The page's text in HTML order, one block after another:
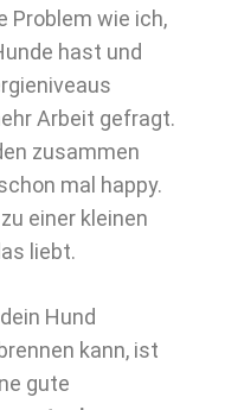
Problem wie ich,
hast und
Arbeit gefragt.
zusammen
mal happy.
einer kleinen
liebt.
Hund
kann, ist
gute